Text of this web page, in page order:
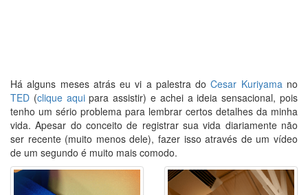
Há alguns meses atrás eu vi a palestra doCesar Kuriyama no
TED (clique aquipara assistir) e achei a ideia sensacional, pois
tenho um sério problema para lembrar certos detalhes da minha
vida. Apesar do conceito de registrar sua vida diariamente não
ser recente (muito menos dele), fazer isso através de um vídeo
de um segundo é muito mais comodo.